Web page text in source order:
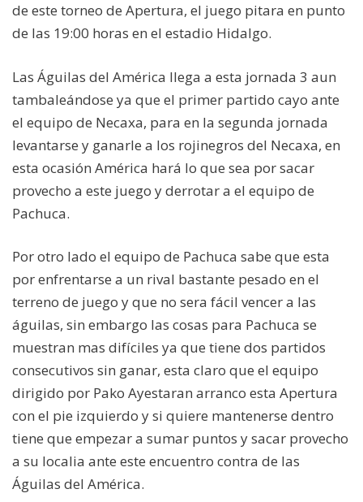
de este torneo de Apertura, el juego pitara en punto
de las 19:00 horas en el estadio Hidalgo.
Las Águilas del América llega a esta jornada 3 aun
tambaleándose ya que el primer partido cayo ante
el equipo de Necaxa, para en la segunda jornada
levantarse y ganarle a los rojinegros del Necaxa, en
esta ocasión América hará lo que sea por sacar
provecho a este juego y derrotar a el equipo de
Pachuca.
Por otro lado el equipo de Pachuca sabe que esta
por enfrentarse a un rival bastante pesado en el
terreno de juego y que no sera fácil vencer a las
águilas, sin embargo las cosas para Pachuca se
muestran mas difíciles ya que tiene dos partidos
consecutivos sin ganar, esta claro que el equipo
dirigido por Pako Ayestaran arranco esta Apertura
con el pie izquierdo y si quiere mantenerse dentro
tiene que empezar a sumar puntos y sacar provecho
a su localia ante este encuentro contra de las
Águilas del América.